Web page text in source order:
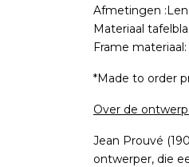
Afmetingen
Materiaal
Frame
*Made to order
Over de
Jean Prouvé
ontwerper, die